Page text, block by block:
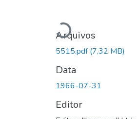
Carregando...
Arquivos
5515.pdf(7,32 MB)
Data
1966-07-31
Editor